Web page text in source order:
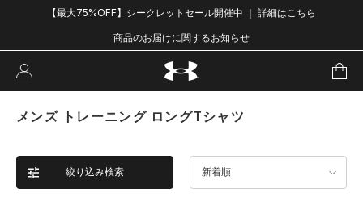
【最大75%OFF】シークレットセール開催中 ｜ 詳細はこちら
商品のお届けに関するお知らせ
メンズ トレーニング ロングTシャツ
絞り込み検索 新着順